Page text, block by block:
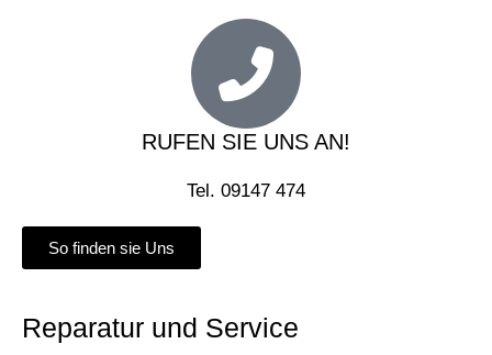
RUFEN SIE UNS AN!
Tel. 09147 474
So finden sie Uns
Reparatur und Service